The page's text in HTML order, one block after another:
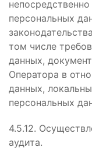
персональных
том числе
данных,
Оператора в
данных,
персональных
4.5.12.
аудита.